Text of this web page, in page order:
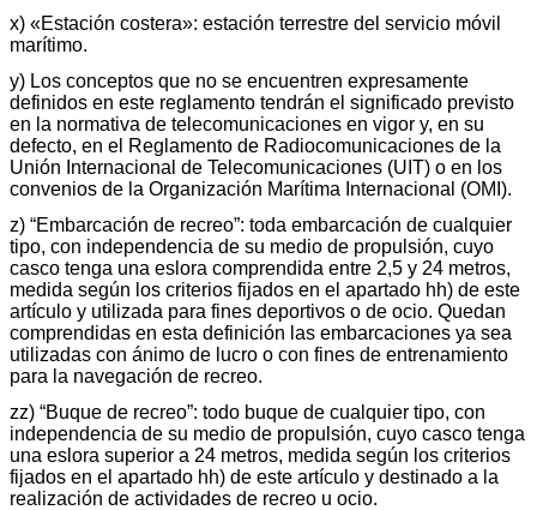
x) «Estación costera»: estación terrestre del servicio móvil
marítimo.
y) Los conceptos que no se encuentren expresamente
definidos en este reglamento tendrán el significado previsto
en la normativa de telecomunicaciones en vigor y, en su
defecto, en el Reglamento de Radiocomunicaciones de la
Unión Internacional de Telecomunicaciones (UIT) o en los
convenios de la Organización Marítima Internacional (OMI).
z) “Embarcación de recreo”: toda embarcación de cualquier
tipo, con independencia de su medio de propulsión, cuyo
casco tenga una eslora comprendida entre 2,5 y 24 metros,
medida según los criterios fijados en el apartado hh) de este
artículo y utilizada para fines deportivos o de ocio. Quedan
comprendidas en esta definición las embarcaciones ya sea
utilizadas con ánimo de lucro o con fines de entrenamiento
para la navegación de recreo.
zz) “Buque de recreo”: todo buque de cualquier tipo, con
independencia de su medio de propulsión, cuyo casco tenga
una eslora superior a 24 metros, medida según los criterios
fijados en el apartado hh) de este artículo y destinado a la
realización de actividades de recreo u ocio.